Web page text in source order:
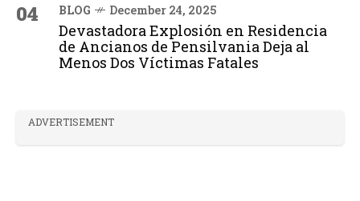
04 BLOG December 24, 2025
Devastadora Explosión en Residencia
de Ancianos de Pensilvania Deja al
Menos Dos Víctimas Fatales
ADVERTISEMENT